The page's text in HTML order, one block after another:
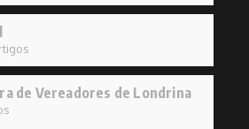
de Vereadores de Londrina